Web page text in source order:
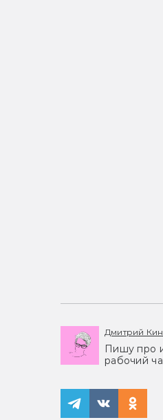
Дмитрий
Пишу про
рабочий